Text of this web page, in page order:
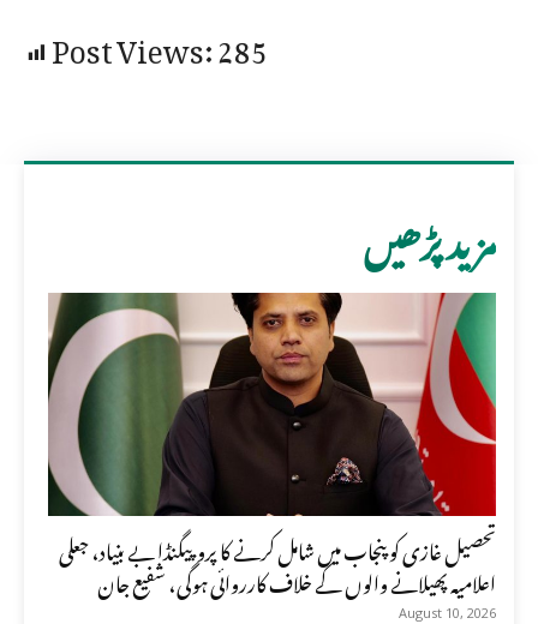
Post Views:285
مزید پڑھیں
تحصیل غازی کو پنجاب میں شامل کرنے کا پروپیگنڈا بے بنیاد، جعلی
اعلامیہ پھیلانے والوں کے خلاف کارروائی ہوگی، شفیع جان
August 10, 2026